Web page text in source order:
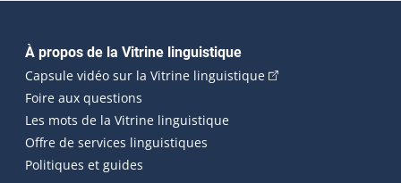
Navigation principale
À propos de la Vitrine linguistique
Capsule vidéo sur la Vitrine linguistique(Cet hyperlien
Foire aux questions
Les mots de la Vitrine linguistique
Offre de services linguistiques
Politiques et guides